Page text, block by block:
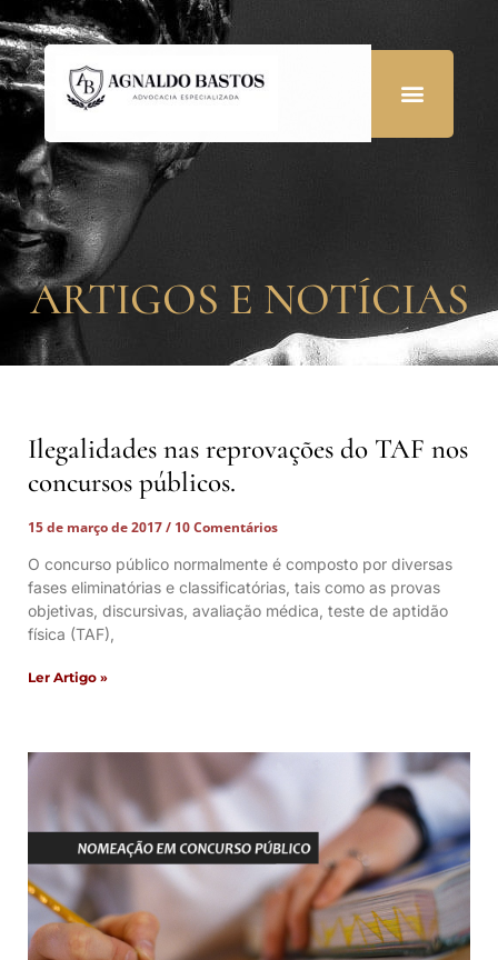
ARTIGOS E NOTÍCIAS
Ilegalidades nas reprovações do TAF nos
concursos públicos.
15 de março de 2017
10 Comentários
O concurso público normalmente é composto por diversas
fases eliminatórias e classificatórias, tais como as provas
objetivas, discursivas, avaliação médica, teste de aptidão
física (TAF),
Ler Artigo »